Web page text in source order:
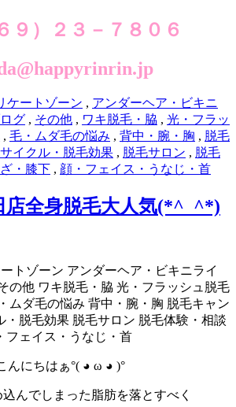
９）２３－７８０６
ケートゾーン , アンダーヘア・ビキニ
グ , その他 , ワキ脱毛・脇 , 光・フラッ
, 毛・ムダ毛の悩み , 背中・腕・胸 , 脱毛
イクル・脱毛効果 , 脱毛サロン , 脱毛
・膝下 , 顔・フェイス・うなじ・首
店全身脱毛大人気(*^_^*)
トゾーン アンダーヘア・ビキニライ
の他 ワキ脱毛・脇 光・フラッシュ脱毛
ムダ毛の悩み 背中・腕・胸 脱毛キャン
・脱毛効果 脱毛サロン 脱毛体験・相談
フェイス・うなじ・首
んにちはぁ°( ◕ ω ◕ )°
んでしまった脂肪を落とすべく